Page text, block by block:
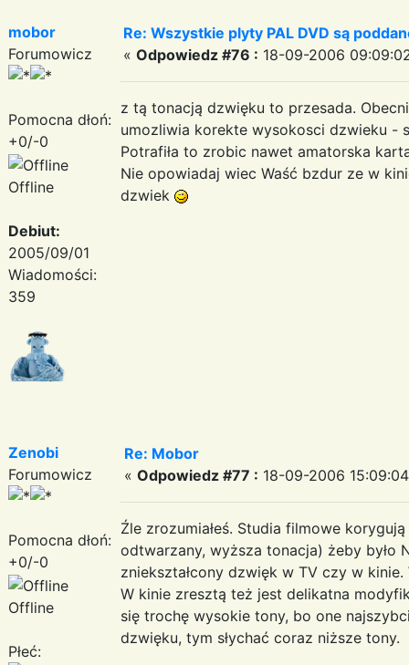
mobor
Forumowicz
Pomocna dłoń:
+0/-0
Offline
Debiut:
2005/09/01
Wiadomości:
359
Re: Wszystkie plyty PAL DVD są
« Odpowiedz #76 : 18-09-2006
z tą tonacją dzwięku to przesada.
umozliwia korekte wysokosci dzwieku -
Potrafiła to zrobic nawet amatorska
Nie opowiadaj wiec Waść bzdur ze w
dzwiek
Zenobi
Forumowicz
Pomocna dłoń:
+0/-0
Offline
Płeć:
Re: Mobor
« Odpowiedz #77 : 18-09-2006
Źle zrozumiałeś. Studia filmowe
odtwarzany, wyższa tonacja) żeby było
zniekształcony dzwięk w TV czy w
W kinie zresztą też jest delikatna
się trochę wysokie tony, bo one
dzwięku, tym słychać coraz niższe tony.